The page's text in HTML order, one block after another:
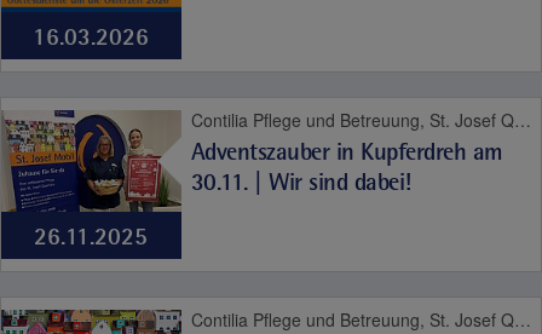
16.03.2026
26.11.2025
Contilia Pflege und Betreuung, St. Josef Quartier, Altersmedizin, Contilia, Pflege
Adventszauber in Kupferdreh am
30.11. | Wir sind dabei!
Contilia Pflege und Betreuung, St. Josef Quartier, Altersmedizin, Contilia, Pflege